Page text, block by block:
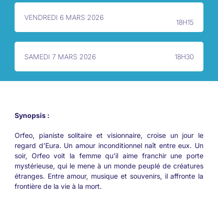
VENDREDI 6 MARS 2026
18H15
SAMEDI 7 MARS 2026 18H30
Synopsis :
Orfeo, pianiste solitaire et visionnaire, croise un jour le
regard d’Eura. Un amour inconditionnel naît entre eux. Un
soir, Orfeo voit la femme qu’il aime franchir une porte
mystérieuse, qui le mene à un monde peuplé de créatures
étranges. Entre amour, musique et souvenirs, il affronte la
frontière de la vie à la mort.